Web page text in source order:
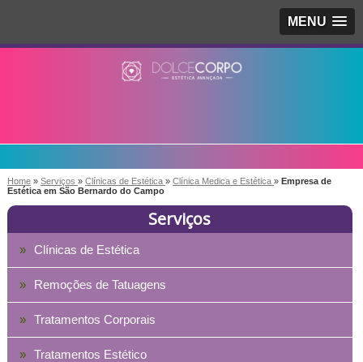
MENU
Home » Serviços » Clínicas de Estética » Clínica Medica e Estética » Empresa de
Estética em São Bernardo do Campo
Serviços
Clínicas de Estética
Remoções de Tatuagens
Tratamentos Corporais
Tratamentos Estético